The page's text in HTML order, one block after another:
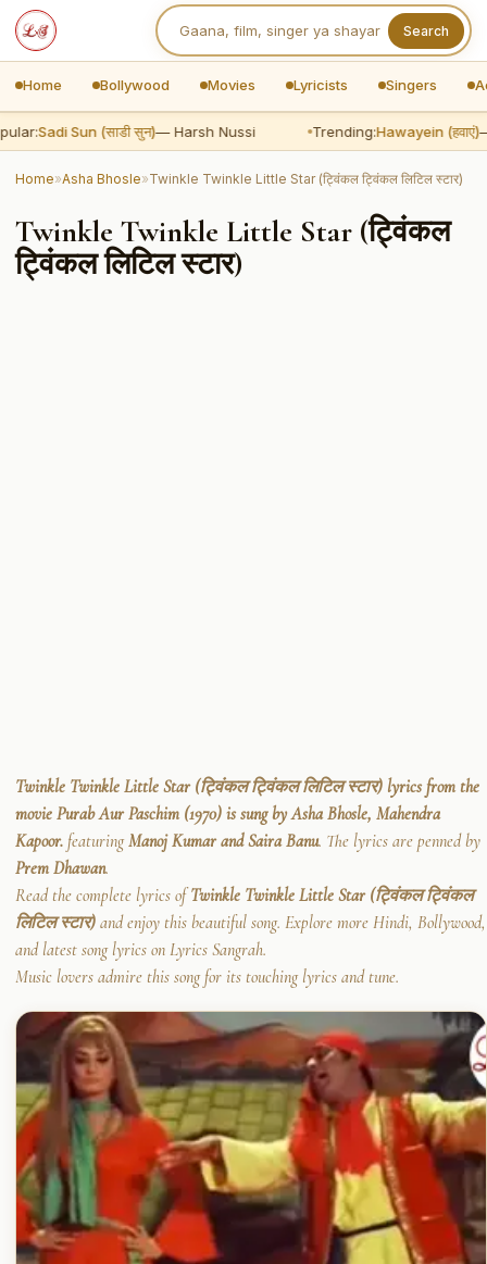
Search
Home Bollywood Movies Lyricists Singers
Sadi Sun (साडी सुन)— Harsh Nussi Trending:Hawayein (हवाएं)—
Home»Asha Bhosle»Twinkle Twinkle Little Star (ट्विंकल ट्विंकल लिटिल स्टार)
Twinkle Twinkle Little Star (ट्विंकल
ट्विंकल लिटिल स्टार)
Twinkle Twinkle Little Star (ट्विंकल ट्विंकल लिटिल स्टार) lyrics from the
movie Purab Aur Paschim (1970) is sung by Asha Bhosle, Mahendra
Kapoor. featuringManoj Kumar and Saira Banu. The lyrics are penned by
Prem Dhawan.
Read the complete lyrics ofTwinkle Twinkle Little Star (ट्विंकल ट्विंकल
लिटिल स्टार) and enjoy this beautiful song. Explore more Hindi, Bollywood,
and latest song lyrics on Lyrics Sangrah.
Music lovers admire this song for its touching lyrics and tune.